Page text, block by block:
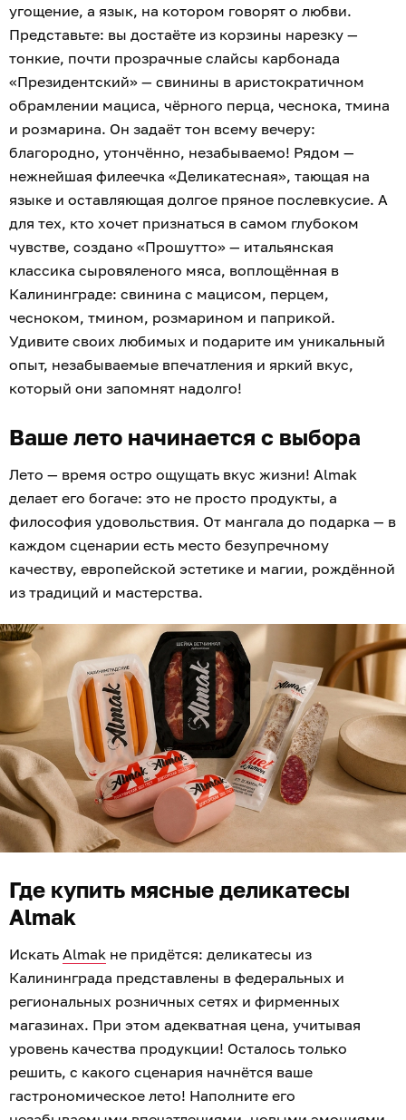
угощение, а язык, на котором говорят о любви.
Представьте: вы достаёте из корзины нарезку —
тонкие, почти прозрачные слайсы карбонада
«Президентский» — свинины в аристократичном
обрамлении мациса, чёрного перца, чеснока, тмина
и розмарина. Он задаёт тон всему вечеру:
благородно, утончённо, незабываемо! Рядом —
нежнейшая филеечка «Деликатесная», тающая на
языке и оставляющая долгое пряное послевкусие. А
для тех, кто хочет признаться в самом глубоком
чувстве, создано «Прошутто» — итальянская
классика сыровяленого мяса, воплощённая в
Калининграде: свинина с мацисом, перцем,
чесноком, тмином, розмарином и паприкой.
Удивите своих любимых и подарите им уникальный
опыт, незабываемые впечатления и яркий вкус,
который они запомнят надолго!
Ваше лето начинается с выбора
Лето — время остро ощущать вкус жизни! Almak
делает его богаче: это не просто продукты, а
философия удовольствия. От мангала до подарка — в
каждом сценарии есть место безупречному
качеству, европейской эстетике и магии, рождённой
из традиций и мастерства.
Где купить мясные деликатесы
Almak
Искать Almak не придётся: деликатесы из
Калининграда представлены в федеральных и
региональных розничных сетях и фирменных
магазинах. При этом адекватная цена, учитывая
уровень качества продукции! Осталось только
решить, с какого сценария начнётся ваше
гастрономическое лето! Наполните его